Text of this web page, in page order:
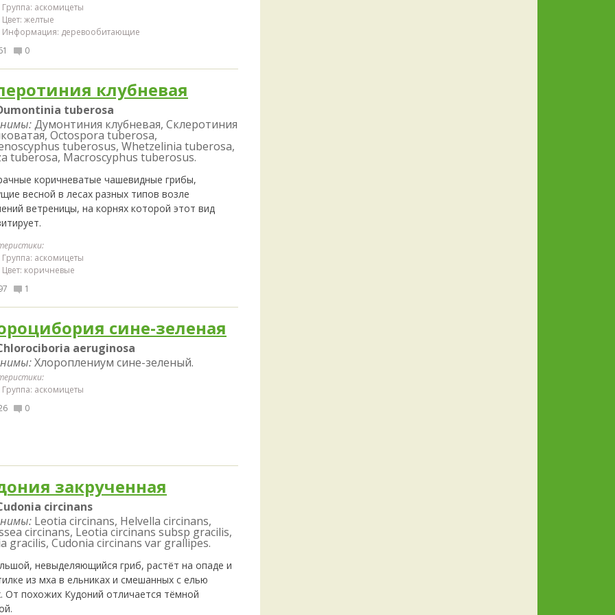
Группа: аскомицеты
Цвет: желтые
Информация: деревообитающие
0
клубневая
tuberosa
Думонтиния клубневая, Склеротиния
Octospora tuberosa,
tuberosus, Whetzelinia tuberosa,
tuberosa, Macroscyphus tuberosus.
коричневатые чашевидные грибы,
весной в лесах разных типов возле
ветреницы, на корнях которой этот вид
Группа: аскомицеты
Цвет: коричневые
1
сине-зеленая
aeruginosa
Хлороплениум сине-зеленый.
Группа: аскомицеты
0
закрученная
circinans
Leotia circinans, Helvella circinans,
circinans, Leotia circinans subsp gracilis,
gracilis, Cudonia circinans var grallipes.
невыделяющийся гриб, растёт на опаде и
из мха в ельниках и смешанных с елью
От похожих Кудоний отличается тёмной